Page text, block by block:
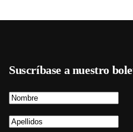
Suscríbase a nuestro